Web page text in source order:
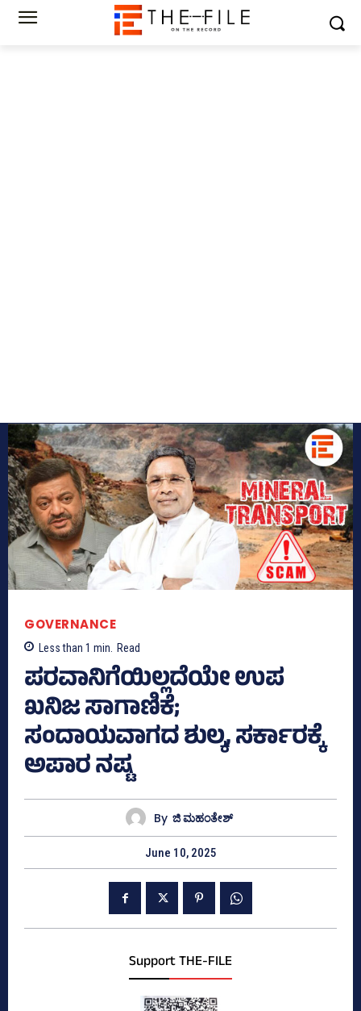
GOVERNANCE
Less than 1 min. Read
ಪರವಾನಿಗೆಯಿಲ್ಲದೆಯೇ ಉಪ
ಖನಿಜ ಸಾಗಾಣಿಕೆ;
ಸಂದಾಯವಾಗದ ಶುಲ್ಕ, ಸರ್ಕಾರಕ್ಕೆ
ಅಪಾರ ನಷ್ಟ
By ಜಿ ಮಹಂತೇಶ್
June 10, 2025
Support THE-FILE